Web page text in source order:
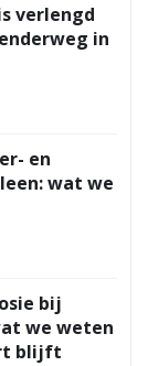
verlengd
in
en
wat we
bij
we weten
blijft